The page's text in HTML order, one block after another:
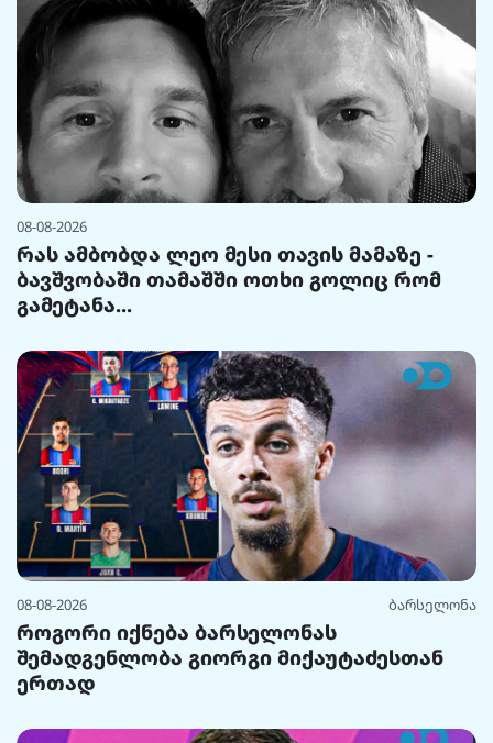
08-08-2026
რას ამბობდა ლეო მესი თავის მამაზე -
ბავშვობაში თამაშში ოთხი გოლიც რომ
გამეტანა...
08-08-2026 ბარსელონა
როგორი იქნება ბარსელონას
შემადგენლობა გიორგი მიქაუტაძესთან
ერთად